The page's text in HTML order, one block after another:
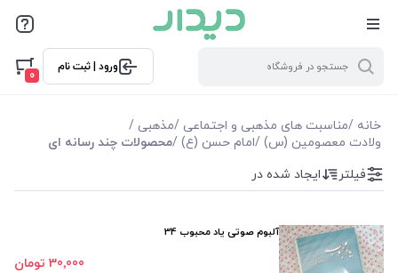
ورود | ثبت نام
0
خانه /مناسبت های مذهبی و اجتماعی /مذهبی /
ولادت معصومین (س) /امام حسن (ع) /محصولات چند رسانه ای
فیلترها
موجودی
فیلتر ایجاد شده در
آلبوم صوتی یاد محبوب 34
30٬000 تومان